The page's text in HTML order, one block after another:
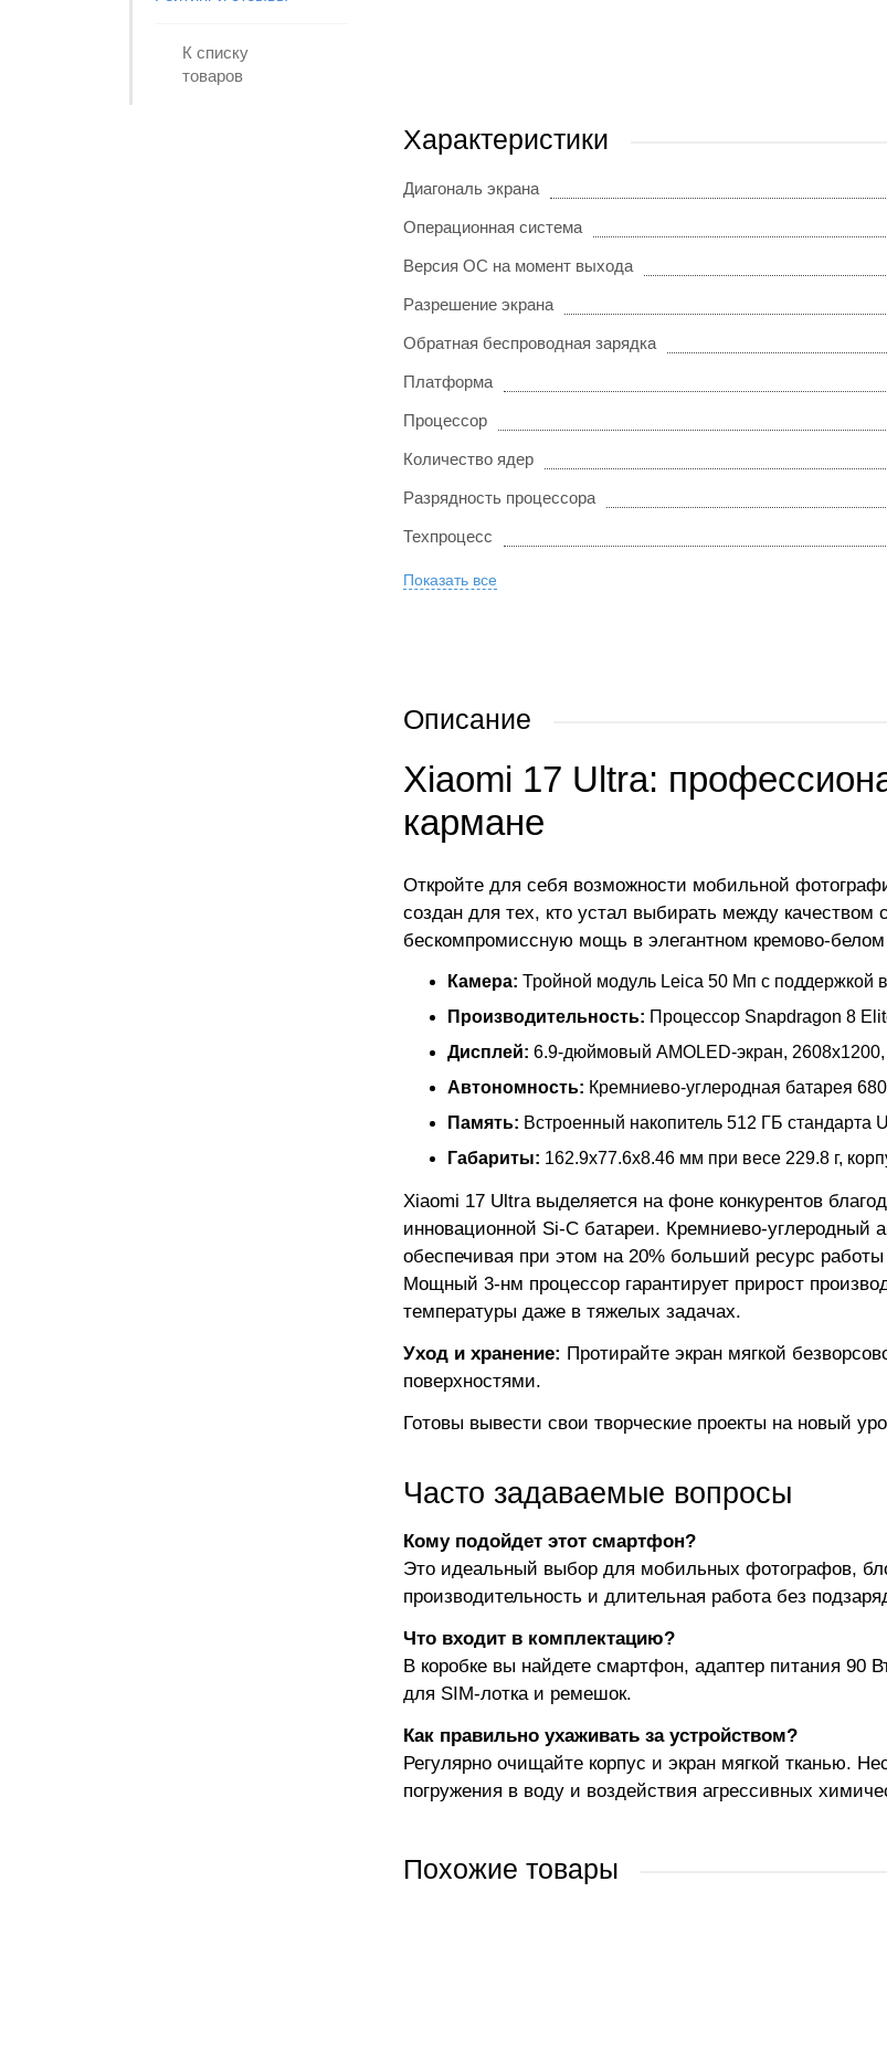
К списку
товаров
Характеристики
Диагональ экрана
Операционная система
Версия ОС на момент выхода
Разрешение экрана
Обратная беспроводная зарядка
Платформа
Процессор
Количество ядер
Разрядность процессора
Техпроцесс
Показать все
Описание
Xiaomi 17 Ultra:
кармане
Откройте для себя возможности мобильной
создан для тех, кто устал выбирать между качеством
бескомпромиссную мощь в элегантном кремово-белом
Камера: Тройной модуль Leica 50 Мп с поддержкой
Производительность: Процессор Snapdragon 8
Дисплей: 6.9-дюймовый AMOLED-экран, 2608x1200,
Автономность: Кремниево-углеродная батарея
Память: Встроенный накопитель 512 ГБ
Габариты: 162.9x77.6x8.46 мм при весе 229.8 г,
Xiaomi 17 Ultra выделяется на фоне конкурентов
инновационной Si-C батареи. Кремниево-углеродный
обеспечивая при этом на 20% больший ресурс
Мощный 3-нм процессор гарантирует прирост
температуры даже в тяжелых задачах.
Уход и хранение: Протирайте экран мягкой
поверхностями.
Готовы вывести свои творческие проекты на новый
Часто задаваемые вопросы
Кому подойдет этот смартфон?
Это идеальный выбор для мобильных фотографов,
производительность и длительная работа без
Что входит в комплектацию?
В коробке вы найдете смартфон, адаптер питания 90
для SIM-лотка и ремешок.
Как правильно ухаживать за устройством?
Регулярно очищайте корпус и экран мягкой тканью.
погружения в воду и воздействия агрессивных
Похожие товары